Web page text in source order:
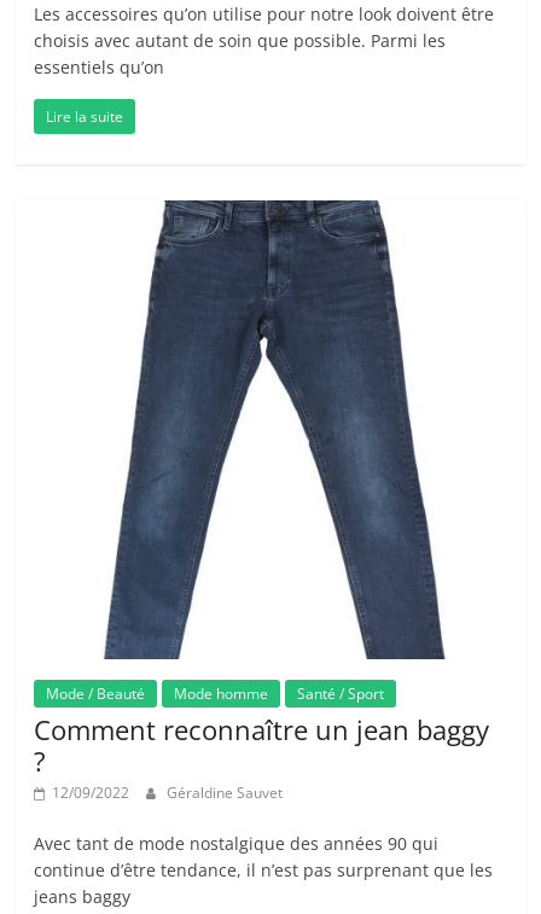
Les accessoires qu’on utilise pour notre look doivent être
choisis avec autant de soin que possible. Parmi les
essentiels qu’on
Lire la suite
Mode / Beauté Mode homme Santé / Sport
Comment reconnaître un jean baggy
?
12/09/2022 Géraldine Sauvet
Avec tant de mode nostalgique des années 90 qui
continue d’être tendance, il n’est pas surprenant que les
jeans baggy